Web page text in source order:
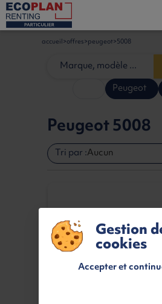
accueil offres peugeot 5008
Peugeot
Peugeot 5008
Tri par :Aucun
7️⃣ Places
Gestion
cookies
Accepter et